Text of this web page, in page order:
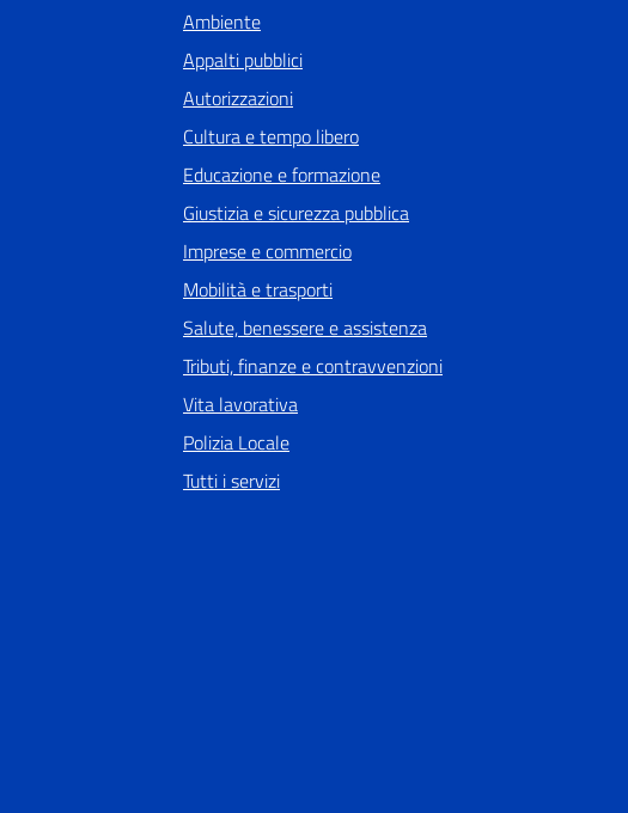
Ambiente
Appalti pubblici
Autorizzazioni
Cultura e tempo libero
Educazione e formazione
Giustizia e sicurezza pubblica
Imprese e commercio
Mobilità e trasporti
Salute, benessere e assistenza
Tributi, finanze e contravvenzioni
Vita lavorativa
Polizia Locale
Tutti i servizi